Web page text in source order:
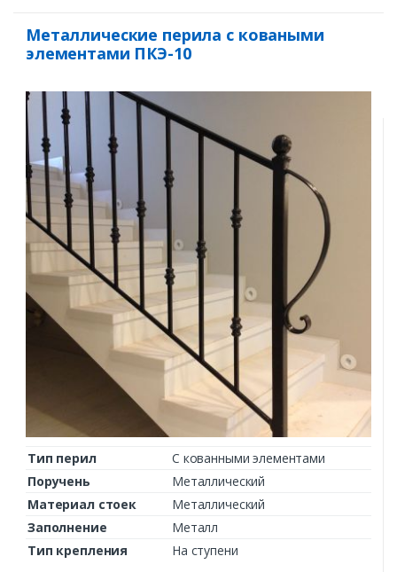
Металлические перила с коваными
элементами ПКЭ-10
Тип перил
С кованными элементами
Поручень
Металлический
Материал стоек
Металлический
Заполнение
Металл
Тип крепления
На ступени